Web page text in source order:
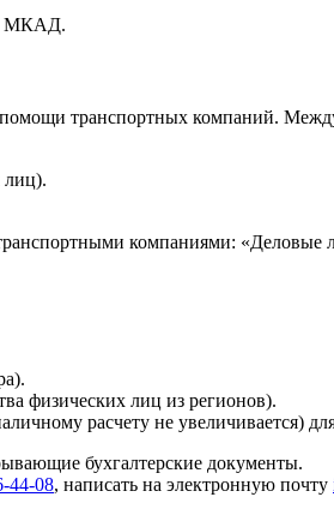
МКАД.
транспортных компаний.
лиц).
компаниями:
физических лиц из регионов).
расчету не увеличивается)
бухгалтерские документы.
44-08, написать на электронную почту